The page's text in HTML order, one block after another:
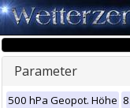
Parameter
500 hPa Geopot. Höhe